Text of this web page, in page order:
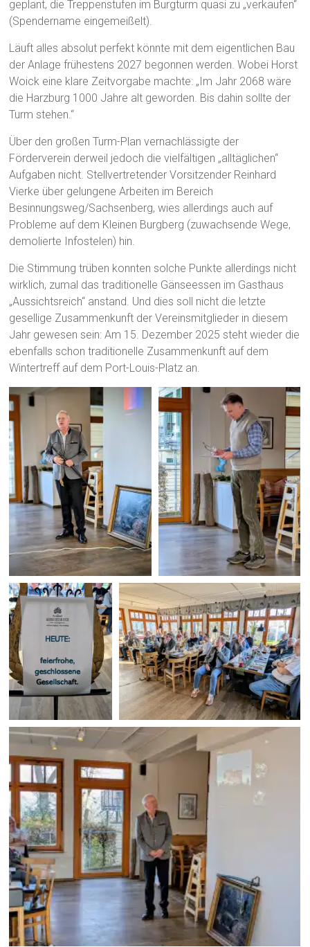
geplant, die Treppenstufen im Burgturm quasi zu „verkaufen“
(Spendername eingemeißelt).
Läuft alles absolut perfekt könnte mit dem eigentlichen Bau
der Anlage frühestens 2027 begonnen werden. Wobei Horst
Woick eine klare Zeitvorgabe machte: „Im Jahr 2068 wäre
die Harzburg 1000 Jahre alt geworden. Bis dahin sollte der
Turm stehen.“
Über den großen Turm-Plan vernachlässigte der
Förderverein derweil jedoch die vielfältigen „alltäglichen“
Aufgaben nicht. Stellvertretender Vorsitzender Reinhard
Vierke über gelungene Arbeiten im Bereich
Besinnungsweg/Sachsenberg, wies allerdings auch auf
Probleme auf dem Kleinen Burgberg (zuwachsende Wege,
demolierte Infostelen) hin.
Die Stimmung trüben konnten solche Punkte allerdings nicht
wirklich, zumal das traditionelle Gänseessen im Gasthaus
„Aussichtsreich“ anstand. Und dies soll nicht die letzte
gesellige Zusammenkunft der Vereinsmitglieder in diesem
Jahr gewesen sein: Am 15. Dezember 2025 steht wieder die
ebenfalls schon traditionelle Zusammenkunft auf dem
Wintertreff auf dem Port-Louis-Platz an.